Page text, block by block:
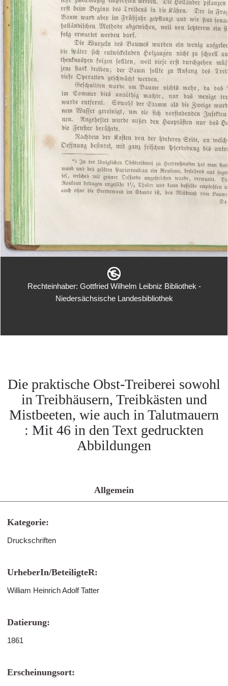
Rechteinhaber: Gottfried Wilhelm Leibniz Bibliothek -
Niedersächsische Landesbibliothek
Die praktische Obst-Treiberei sowohl
in Treibhäusern, Treibkästen und
Mistbeeten, wie auch in Talutmauern
: Mit 46 in den Text gedruckten
Abbildungen
Allgemein
Kategorie:
Druckschriften
UrheberIn/BeteiligteR:
William Heinrich Adolf Tatter
Datierung:
1861
Erscheinungsort: